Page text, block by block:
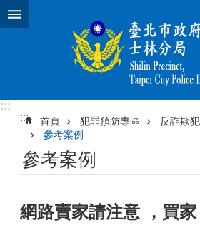
跳到主要內容區塊
:::
:::
首頁 犯罪預防專區
反詐欺
參考案例
參考案例
網路賣家請注意 ，買家